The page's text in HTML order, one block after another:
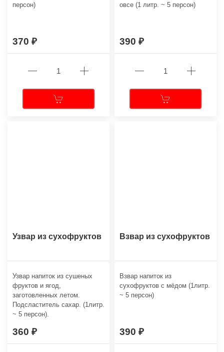
персон)
370
овсе (1 литр. ~ 5 персон)
390
Узвар из сухофруктов
Узвар напиток из сушеных
фруктов и ягод,
заготовленных летом.
Подсластитель сахар. (1литр.
~ 5 персон).
360
Взвар из сухофруктов
Взвар напиток из
сухофруктов с мёдом (1литр.
~ 5 персон)
390